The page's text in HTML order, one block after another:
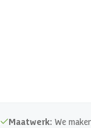
Maatwerk: We